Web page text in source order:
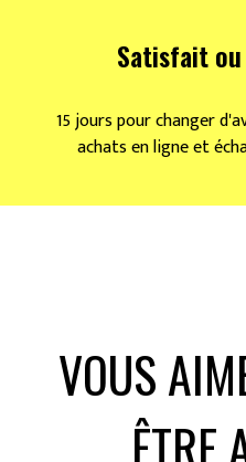
Satisfait
15 jours pour changer
achats en ligne et
VOUS
ÊTRE